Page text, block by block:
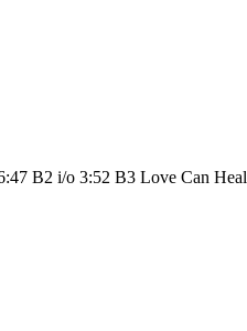
B2 i/o 3:52 B3 Love Can